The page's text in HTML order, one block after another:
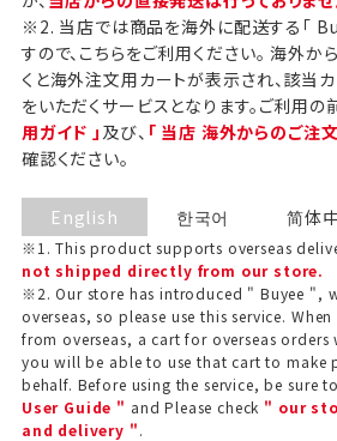
※2. 当店では商品を海外に配送する「
すので、こちらをご利用ください。 海外
くと海外注文用カートが表示され、該当
をいただくサービスとなります。ご利用の
用ガイド 」 及び、 「 当店 海外からのご注
確認ください。
English
※1. This product supports overseas
not shipped directly from our store.
※2. Our store has introduced " Buyee ",
overseas, so please use this service.
from overseas, a cart for overseas
you will be able to use that cart to make
behalf. Before using the service, be sure
User Guide " and Please check " our
and delivery ".
한국어 简体